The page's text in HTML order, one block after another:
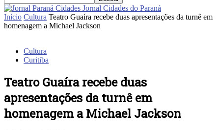
Jornal Cidades do Paraná
Início Cultura Teatro Guaíra recebe duas apresentações da turnê em
homenagem a Michael Jackson
Cultura
Curitiba
Teatro Guaíra recebe duas
apresentações da turnê em
homenagem a Michael Jackson